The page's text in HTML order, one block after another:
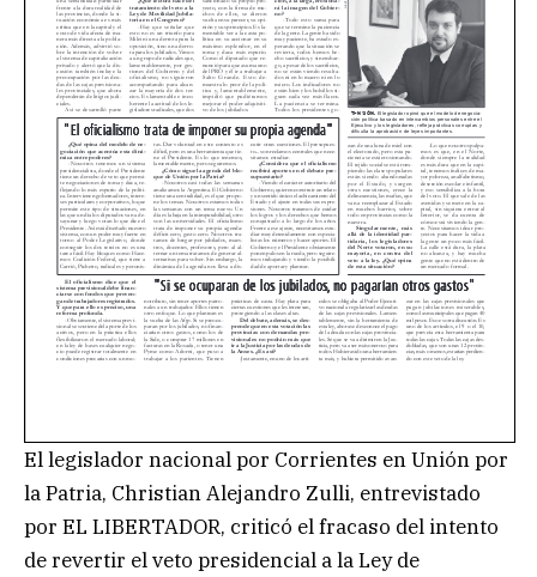
El legislador nacional por Corrientes en Unión por
la Patria, Christian Alejandro Zulli, entrevistado
por EL LIBERTADOR, criticó el fracaso del intento
de revertir el veto presidencial a la Ley de